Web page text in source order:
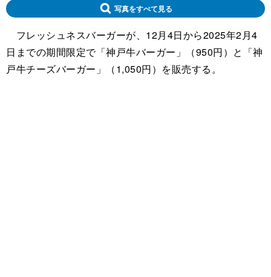
写真をすべて見る
フレッシュネスバーガーが、12月4日から2025年2月4
日までの期間限定で「神戸牛バーガー」（950円）と「神
戸牛チーズバーガー」（1,050円）を販売する。